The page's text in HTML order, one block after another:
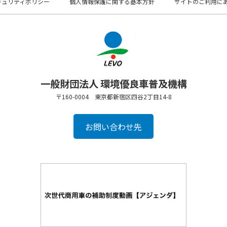
一般財団法人 環境優良車普及機構
〒160-0004 東京都新宿区四谷2丁目14-8
お問い合わせ先